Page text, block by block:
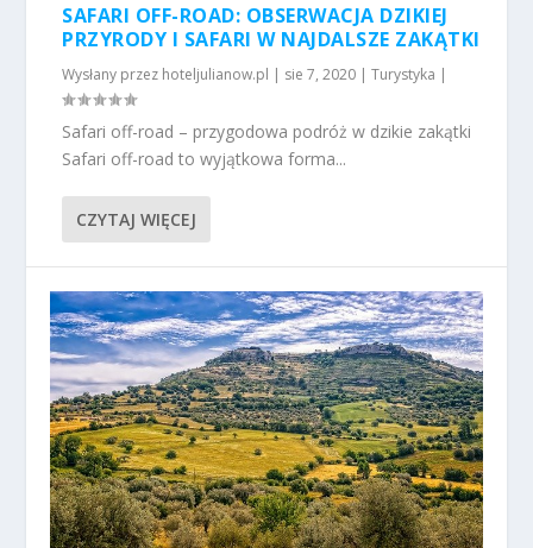
SAFARI OFF-ROAD: OBSERWACJA DZIKIEJ
PRZYRODY I SAFARI W NAJDALSZE ZAKĄTKI
Wysłany przez hoteljulianow.pl | sie 7, 2020 |Turystyka |
Safari off-road – przygodowa podróż w dzikie zakątki
Safari off-road to wyjątkowa forma...
CZYTAJ WIĘCEJ